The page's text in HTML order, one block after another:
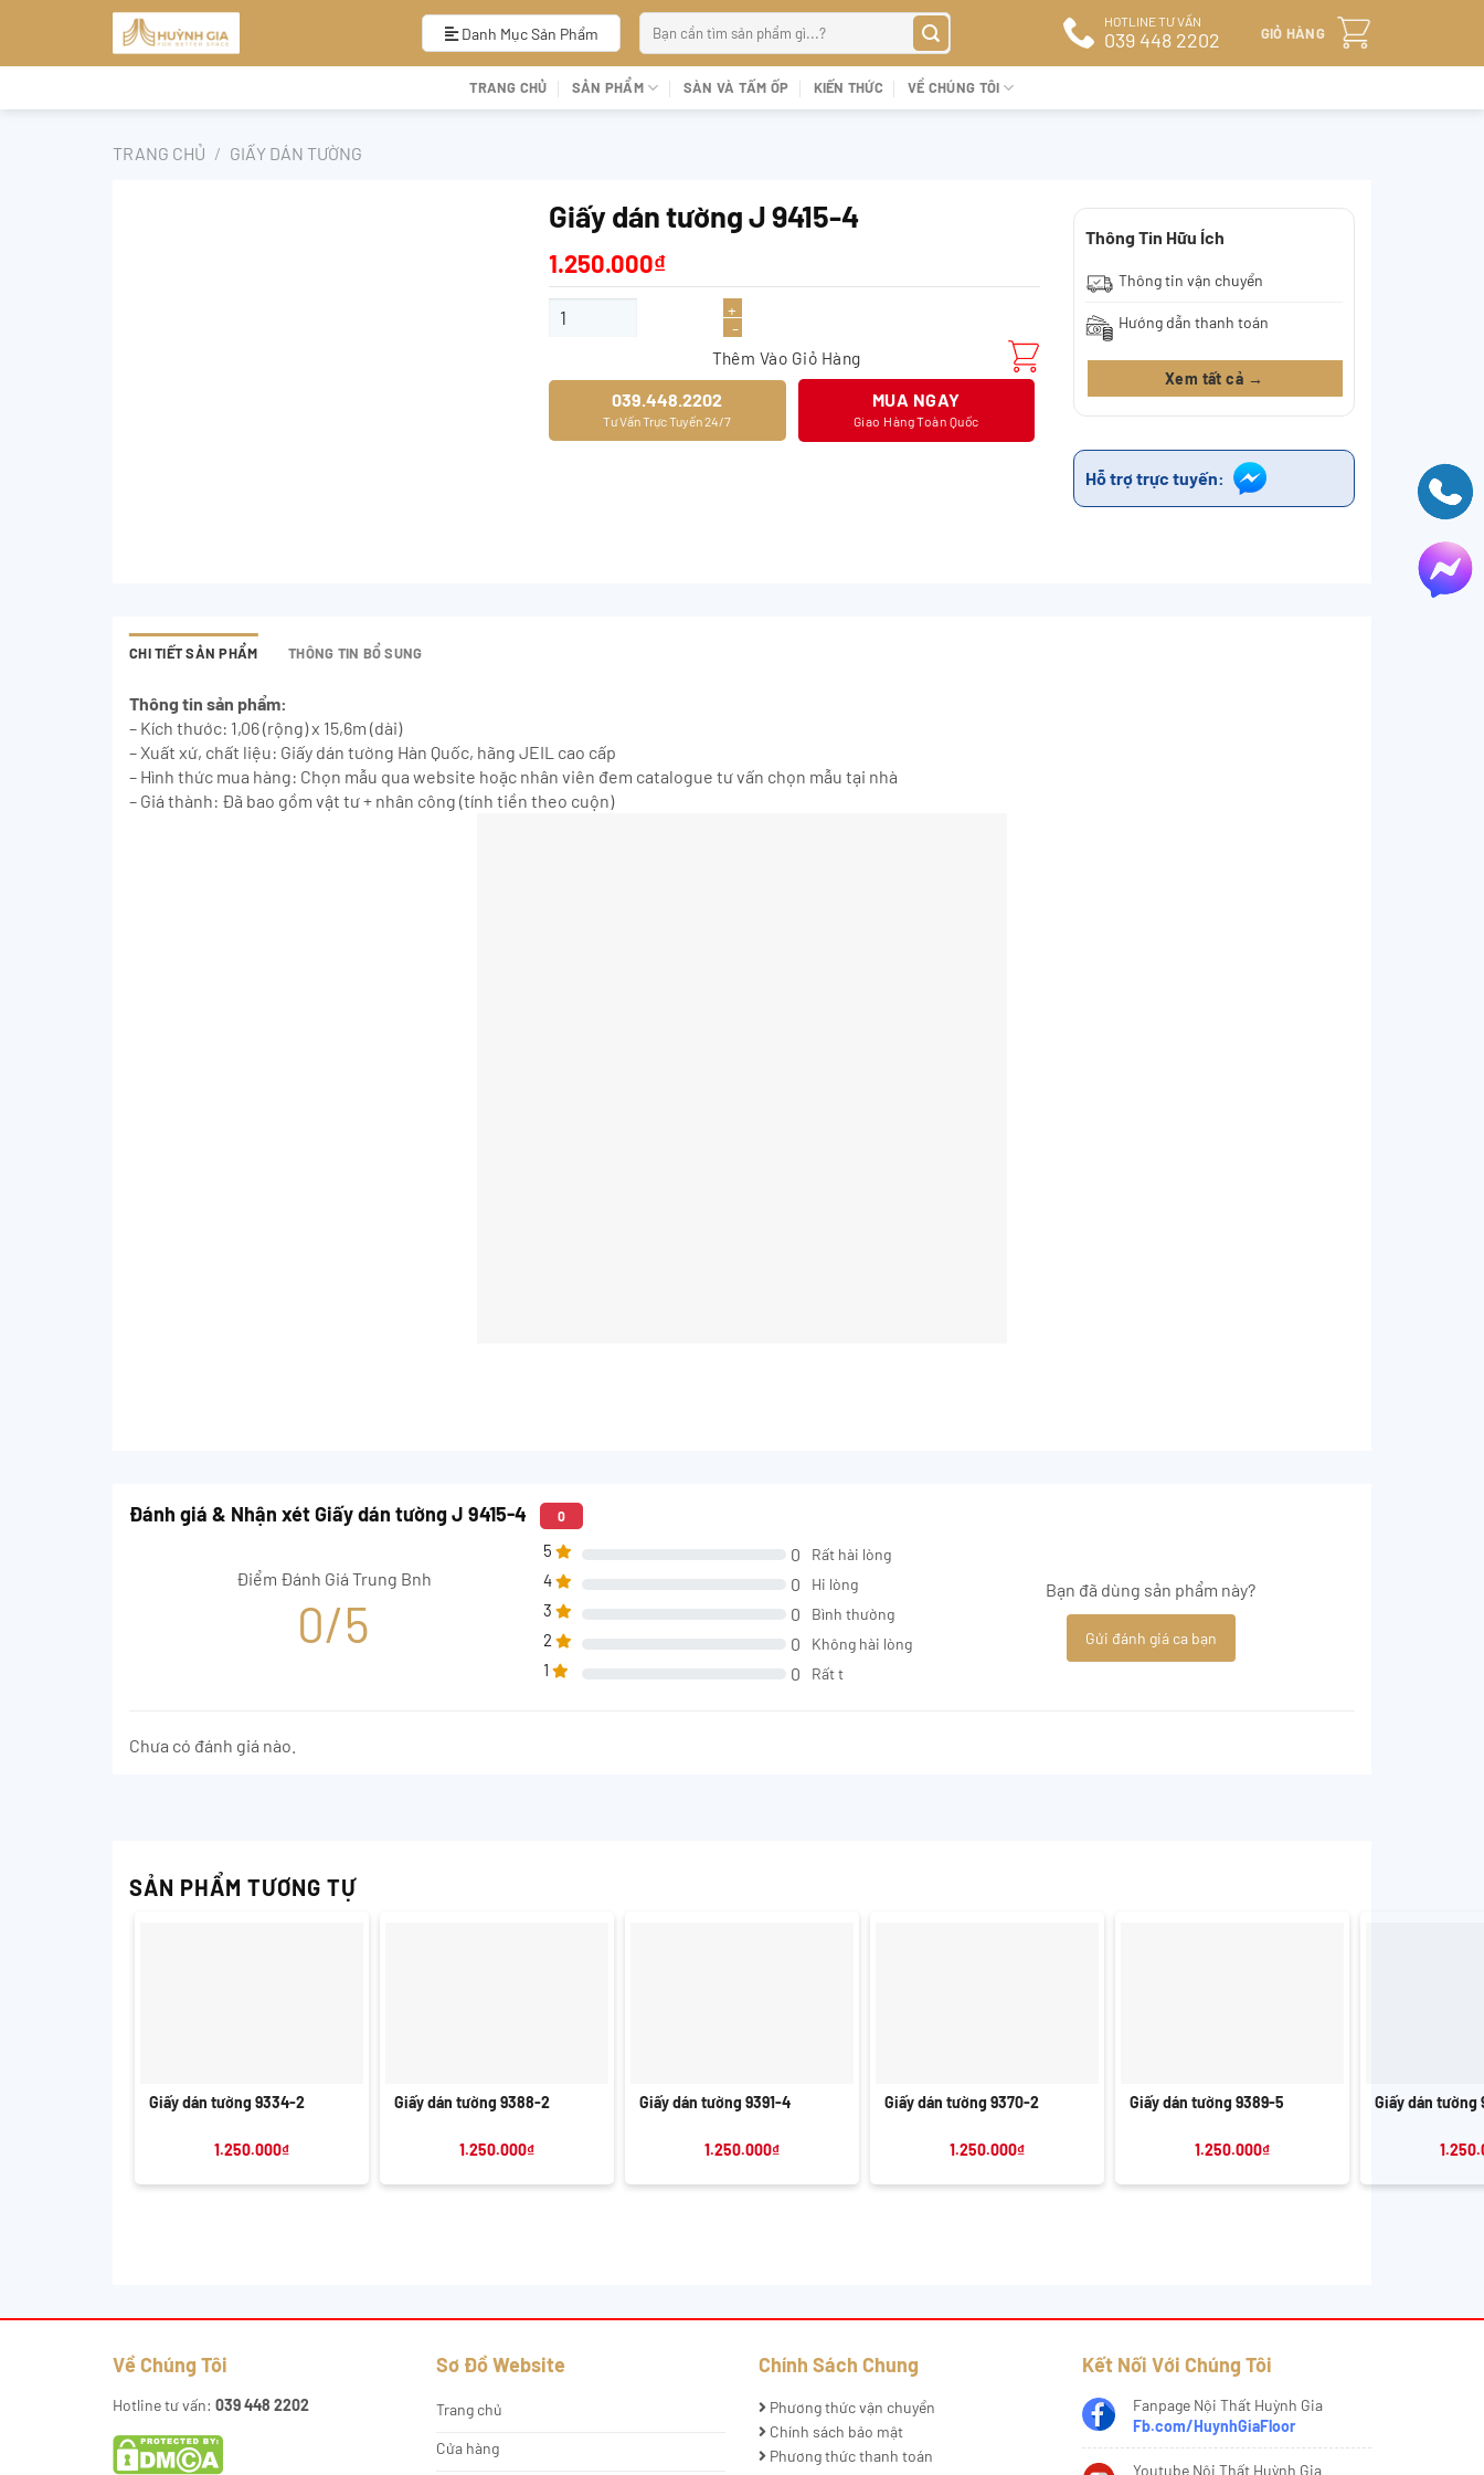
Danh Mục Sản Phẩm
kiếm:
HOTLINE TƯ VẤN
039 448 2202 GIỎ HÀNG
TRANG CHỦ SẢN PHẨM SÀN VÀ TẤM ỐP KIẾN THỨC VỀ CHÚNG TÔI
TRANG CHỦ / GIẤY DÁN TƯỜNG
Giấy dán tường J 9415-4
1.250.000₫
Giấy dán tường J 9415-4 số lượng
Thêm Vào Giỏ Hàng
039.448.2202
Tư Vấn Trực Tuyến 24/7
MUA NGAY
Giao Hàng Toàn Quốc
Thông Tin Hữu Ích
Thông tin vận chuyển
Hướng dẫn thanh toán
Xem tất cả →
Hỗ trợ trực tuyến:
CHI TIẾT SẢN PHẨM THÔNG TIN BỔ SUNG
Thông tin sản phẩm:
– Kích thước: 1,06 (rộng) x 15,6m (dài)
– Xuất xứ, chất liệu: Giấy dán tường Hàn Quốc, hãng JEIL cao cấp
– Hình thức mua hàng: Chọn mẫu qua website hoặc nhân viên đem catalogue tư vấn chọn mẫu tại nhà
– Giá thành: Đã bao gồm vật tư + nhân công (tính tiền theo cuộn)
Đánh giá & Nhận xét Giấy dán tường J 9415-4 0
Điểm Đánh Giá Trung Bnh
0/5
5 0 Rất hài lòng
4 0 Hi lòng
3 0 Bình thường
2 0 Không hài lòng
1 0 Rất t
Bạn đã dùng sản phẩm này?
Gửi đánh giá ca bạn
Chưa có đánh giá nào.
SẢN PHẨM TƯƠNG TỰ
Giấy dán tường 9334-2
1.250.000₫
Giấy dán tường 9388-2
1.250.000₫
Giấy dán tường 9391-4
1.250.000₫
Giấy dán tường 9370-2
1.250.000₫
Giấy dán tường 9389-5
1.250.000₫
Giấy dán tường
Về Chúng Tôi
Hotline tư vấn: 039 448 2202
Sơ Đồ Website
Trang chủ
Cửa hàng
Chính Sách Chung
Phương thức vận chuyển
Chính sách bảo mật
Phương thức thanh toán
Kết Nối Với Chúng Tôi
Fanpage Nội Thất Huỳnh Gia
Fb.com/HuynhGiaFloor
Youtube Nội Thất Huỳnh Gia